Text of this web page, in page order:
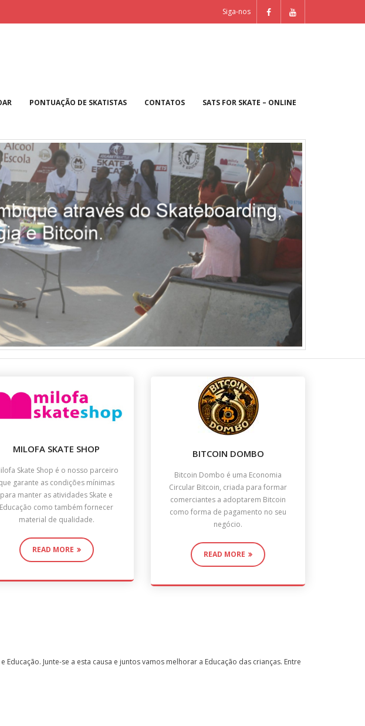
Siga-nos
PONTUAÇÃO DE SKATISTAS CONTATOS SATS FOR SKATE – ONLINE
MILOFA SKATE SHOP
Skate Shop é o nosso parceiro
garante as condições mínimas
para manter as atividades Skate e
Educação como também fornecer
material de qualidade.
READ MORE
BITCOIN DOMBO
Bitcoin Dombo é uma Economia
Circular Bitcoin, criada para formar
comerciantes a adoptarem Bitcoin
como forma de pagamento no seu
negócio.
READ MORE
Junte-se a esta causa e juntos vamos melhorar a Educação das crianças. Entre